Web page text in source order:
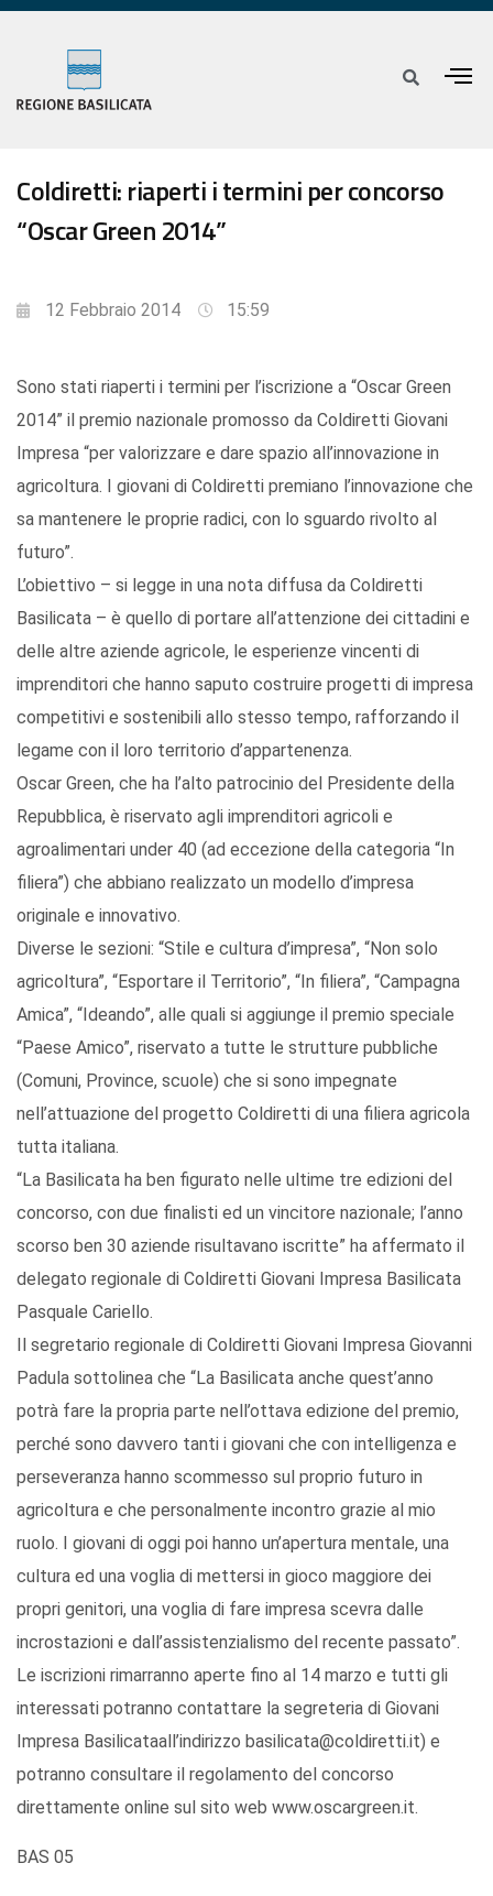
Coldiretti: riaperti i termini per concorso
“Oscar Green 2014”
12 Febbraio 2014 15:59
Sono stati riaperti i termini per l’iscrizione a “Oscar Green
2014” il premio nazionale promosso da Coldiretti Giovani
Impresa “per valorizzare e dare spazio all’innovazione in
agricoltura. I giovani di Coldiretti premiano l’innovazione che
sa mantenere le proprie radici, con lo sguardo rivolto al
futuro”.
L’obiettivo – si legge in una nota diffusa da Coldiretti
Basilicata – è quello di portare all’attenzione dei cittadini e
delle altre aziende agricole, le esperienze vincenti di
imprenditori che hanno saputo costruire progetti di impresa
competitivi e sostenibili allo stesso tempo, rafforzando il
legame con il loro territorio d’appartenenza.
Oscar Green, che ha l’alto patrocinio del Presidente della
Repubblica, è riservato agli imprenditori agricoli e
agroalimentari under 40 (ad eccezione della categoria “In
filiera”) che abbiano realizzato un modello d’impresa
originale e innovativo.
Diverse le sezioni: “Stile e cultura d’impresa”, “Non solo
agricoltura”, “Esportare il Territorio”, “In filiera”, “Campagna
Amica”, “Ideando”, alle quali si aggiunge il premio speciale
“Paese Amico”, riservato a tutte le strutture pubbliche
(Comuni, Province, scuole) che si sono impegnate
nell’attuazione del progetto Coldiretti di una filiera agricola
tutta italiana.
“La Basilicata ha ben figurato nelle ultime tre edizioni del
concorso, con due finalisti ed un vincitore nazionale; l’anno
scorso ben 30 aziende risultavano iscritte” ha affermato il
delegato regionale di Coldiretti Giovani Impresa Basilicata
Pasquale Cariello.
Il segretario regionale di Coldiretti Giovani Impresa Giovanni
Padula sottolinea che “La Basilicata anche quest’anno
potrà fare la propria parte nell’ottava edizione del premio,
perché sono davvero tanti i giovani che con intelligenza e
perseveranza hanno scommesso sul proprio futuro in
agricoltura e che personalmente incontro grazie al mio
ruolo. I giovani di oggi poi hanno un’apertura mentale, una
cultura ed una voglia di mettersi in gioco maggiore dei
propri genitori, una voglia di fare impresa scevra dalle
incrostazioni e dall’assistenzialismo del recente passato”.
Le iscrizioni rimarranno aperte fino al 14 marzo e tutti gli
interessati potranno contattare la segreteria di Giovani
Impresa Basilicataall’indirizzo basilicata@coldiretti.it) e
potranno consultare il regolamento del concorso
direttamente online sul sito web www.oscargreen.it.
BAS 05